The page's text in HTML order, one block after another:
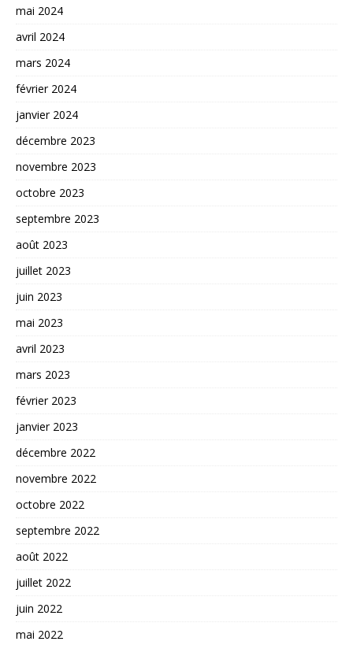
mai 2024
avril 2024
mars 2024
février 2024
janvier 2024
décembre 2023
novembre 2023
octobre 2023
septembre 2023
août 2023
juillet 2023
juin 2023
mai 2023
avril 2023
mars 2023
février 2023
janvier 2023
décembre 2022
novembre 2022
octobre 2022
septembre 2022
août 2022
juillet 2022
juin 2022
mai 2022